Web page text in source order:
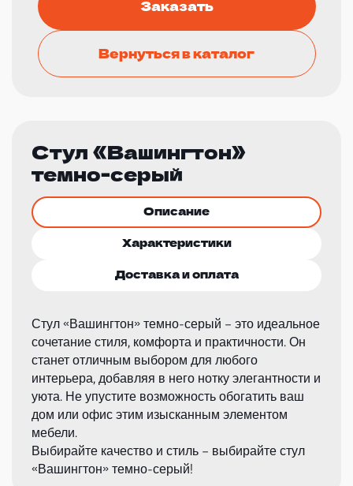
Заказать
Вернуться в каталог
Стул «Вашингтон»
темно-серый
Описание
Характеристики
Доставка и оплата
Стул «Вашингтон» темно-серый – это идеальное
сочетание стиля, комфорта и практичности. Он
станет отличным выбором для любого
интерьера, добавляя в него нотку элегантности и
уюта. Не упустите возможность обогатить ваш
дом или офис этим изысканным элементом
мебели.
Выбирайте качество и стиль – выбирайте стул
«Вашингтон» темно-серый!